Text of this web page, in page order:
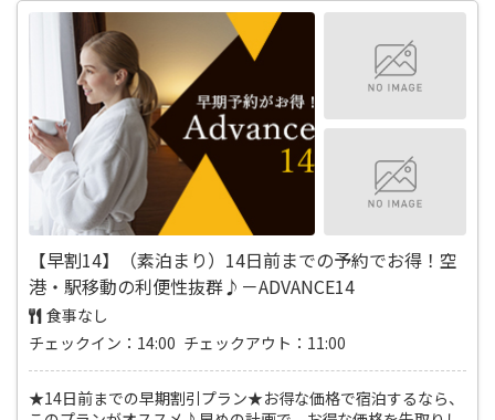
【早割14】（素泊まり）14日前までの予約でお得！空
港・駅移動の利便性抜群♪－ADVANCE14
食事なし
チェックイン：14:00 チェックアウト：11:00
★14日前までの早期割引プラン★お得な価格で宿泊するなら、